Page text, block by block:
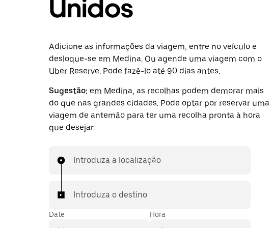
Unidos
Adicione as informações da viagem, entre no veículo e
desloque-se em Medina. Ou agende uma viagem com o
Uber Reserve. Pode fazê-lo até 90 dias antes.
Sugestão: em Medina, as recolhas podem demorar mais
do que nas grandes cidades. Pode optar por reservar uma
viagem de antemão para ter uma recolha pronta à hora
que desejar.
Introduza a localização
Introduza o destino
Date Hora